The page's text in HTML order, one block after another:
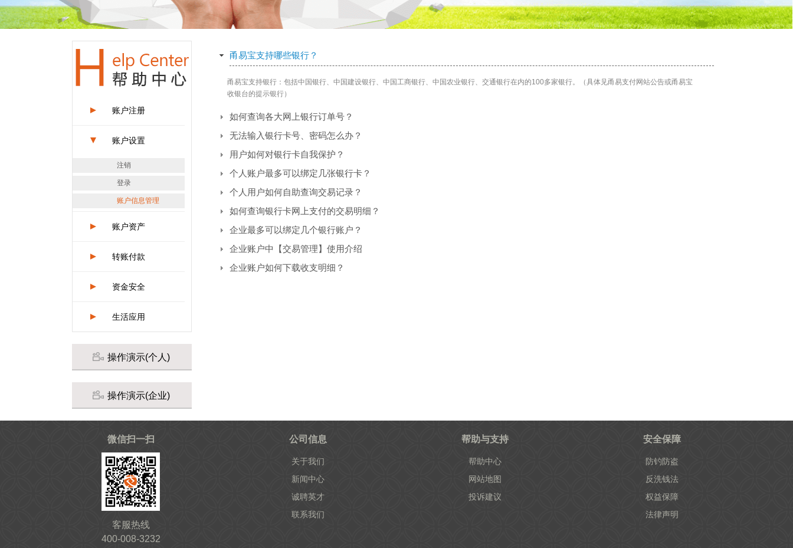
账户注册
账户设置
注销
登录
账户信息管理
账户资产
转账付款
资金安全
生活应用
操作演示(个人)
操作演示(企业)
甬易宝支持哪些银行？
甬易宝支持银行：包括中国银行、中国建设银行、中国工商银行、中国农业银行、交通银行在内的100多家银行。（具体见甬易支付网站公告或甬易宝
收银台的提示银行）
如何查询各大网上银行订单号？
无法输入银行卡号、密码怎么办？
用户如何对银行卡自我保护？
个人账户最多可以绑定几张银行卡？
个人用户如何自助查询交易记录？
如何查询银行卡网上支付的交易明细？
企业最多可以绑定几个银行账户？
企业账户中【交易管理】使用介绍
企业账户如何下载收支明细？
微信扫一扫
客服热线
400-008-3232
公司信息
关于我们
新闻中心
诚聘英才
联系我们
帮助与支持
帮助中心
网站地图
投诉建议
安全保障
防钓防盗
反洗钱法
权益保障
法律声明